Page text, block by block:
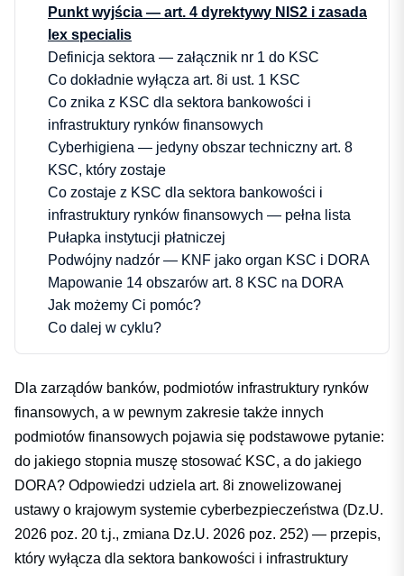
Punkt wyjścia — art. 4 dyrektywy NIS2 i zasada
lex specialis
Definicja sektora — załącznik nr 1 do KSC
Co dokładnie wyłącza art. 8i ust. 1 KSC
Co znika z KSC dla sektora bankowości i
infrastruktury rynków finansowych
Cyberhigiena — jedyny obszar techniczny art. 8
KSC, który zostaje
Co zostaje z KSC dla sektora bankowości i
infrastruktury rynków finansowych — pełna lista
Pułapka instytucji płatniczej
Podwójny nadzór — KNF jako organ KSC i DORA
Mapowanie 14 obszarów art. 8 KSC na DORA
Jak możemy Ci pomóc?
Co dalej w cyklu?
Dla zarządów banków, podmiotów infrastruktury rynków
finansowych, a w pewnym zakresie także innych
podmiotów finansowych pojawia się podstawowe pytanie:
do jakiego stopnia muszę stosować KSC, a do jakiego
DORA? Odpowiedzi udziela art. 8i znowelizowanej
ustawy o krajowym systemie cyberbezpieczeństwa (Dz.U.
2026 poz. 20 t.j., zmiana Dz.U. 2026 poz. 252) — przepis,
który wyłącza dla sektora bankowości i infrastruktury